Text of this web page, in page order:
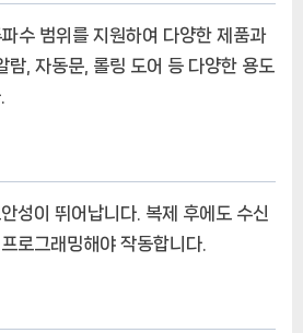
범위를 지원하여 다양한 제품과
람, 자동문, 롤링 도어 등 다양한 용도
성이 뛰어납니다. 복제 후에도 수신
로그래밍해야 작동합니다.